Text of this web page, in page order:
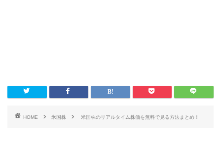
HOME 米国株 米国株のリアルタイム株価を無料で見る方法まとめ！